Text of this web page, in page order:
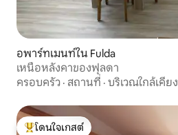
อพาร์ทเมนท์ใน Fulda
เหนือหลังคาของฟุลดา
ครอบครัว · สถานที่ · บริเวณใกล้เคียง
โดนใจเกสต์